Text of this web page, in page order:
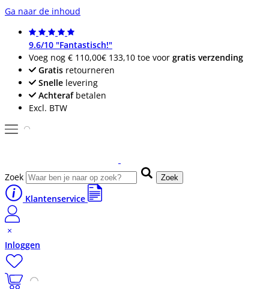
Ga naar de inhoud
9.6/10 "Fantastisch!"
Voeg nog € 110,00€ 133,10 toe voor gratis verzending
Gratis retourneren
Snelle levering
Achterafbetalen
Excl. BTW
Zoek Zoek
Klantenservice
Inloggen